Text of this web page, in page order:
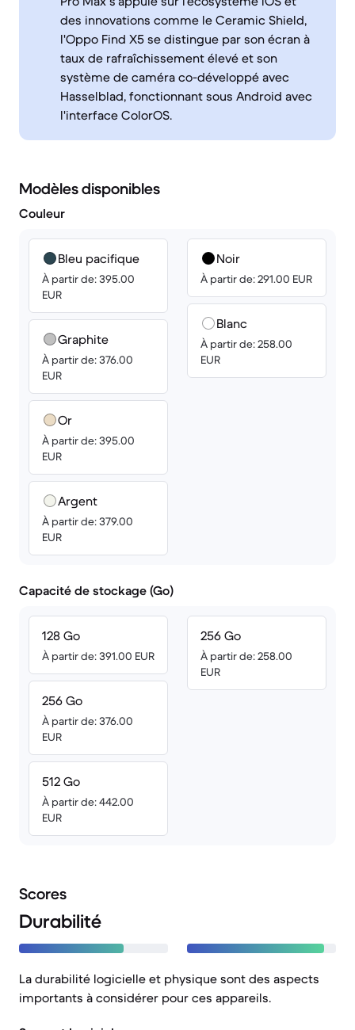
des innovations comme le Ceramic Shield,
l'Oppo Find X5 se distingue par son écran à
taux de rafraîchissement élevé et son
système de caméra co-développé avec
Hasselblad, fonctionnant sous Android avec
l'interface ColorOS.
Modèles disponibles
Couleur
Bleu pacifique
À partir de: 395.00
EUR
Graphite
À partir de: 376.00
EUR
Or
À partir de: 395.00
EUR
Argent
À partir de: 379.00
EUR
Noir
À partir de: 291.00 EUR
Blanc
À partir de: 258.00
EUR
Capacité de stockage (Go)
128 Go
À partir de: 391.00 EUR
256 Go
À partir de: 376.00
EUR
512 Go
À partir de: 442.00
EUR
256 Go
À partir de: 258.00
EUR
Scores
Durabilité
La durabilité logicielle et physique sont des aspects
importants à considérer pour ces appareils.